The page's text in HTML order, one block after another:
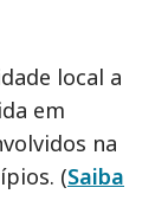
local a
em
na
(Saiba